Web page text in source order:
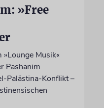
»Free
Musik«
Pashanim
Palästina-Konflikt –